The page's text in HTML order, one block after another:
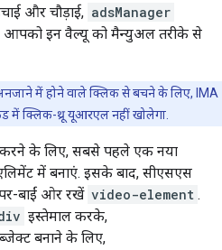
और चौड़ाई, adsManager
आपको इन वैल्यू को मैन्युअल तरीके से
में होने वाले क्लिक से बचने के लिए, IMA
में क्लिक-थ्रू यूआरएल नहीं खोलेगा.
करने के लिए, सबसे पहले एक नया
में बनाएं. इसके बाद, सीएसएस
बाईं ओर रखें video-element .
इस्तेमाल करके,
बनाने के लिए,